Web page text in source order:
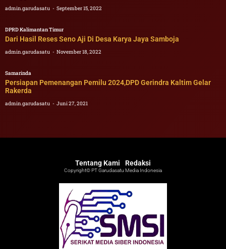
admin.garudasatu September 15, 2022
DPRD Kalimantan Timur
Dari Hasil Reses Seno Aji Di Desa Karya Jaya Samboja
admin.garudasatu November 18, 2022
Samarinda
Persiapan Pemenangan Pemilu 2024,DPD Gerindra Kaltim Gelar
Rakerda
admin.garudasatu Juni 27, 2021
Tentang Kami Redaksi
Copyright© PT Garudasatu Media Indonesia